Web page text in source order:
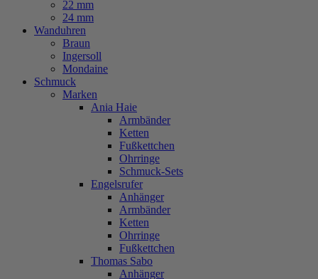
22 mm
24 mm
Wanduhren
Braun
Ingersoll
Mondaine
Schmuck
Marken
Ania Haie
Armbänder
Ketten
Fußkettchen
Ohrringe
Schmuck-Sets
Engelsrufer
Anhänger
Armbänder
Ketten
Ohrringe
Fußkettchen
Thomas Sabo
Anhänger